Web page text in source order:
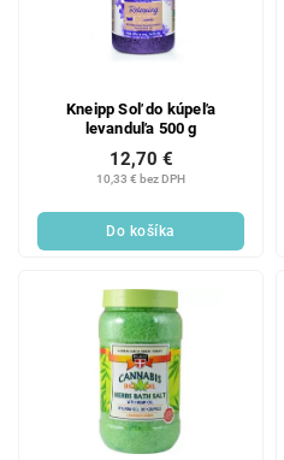
Kneipp Soľ do kúpeľa
levanduľa 500 g
10,33 € bez DPH
12,70 €
Do košíka